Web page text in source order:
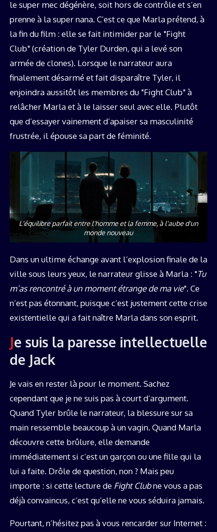
le super mec dégénère, soit hors de contrôle et s’en
prenne à la super nana. C’est ce que Marla prétend, à
la fin du film : elle se fait intimider par le "Fight
Club" (création de Tyler Durden, qui a levé son
armée de clones). Lorsque le narrateur aura
finalement désarmé et fait disparaître Tyler, il
enjoindra aussitôt les membres du "Fight Club" à
relâcher Marla et à le laisser seul avec elle. Plutôt
que d’essayer vainement d’apaiser sa masculinité
frustrée, il épouse sa part de féminité.
L'équilibre parfait entre l'homme et la femme, à l'aube d'un
monde nouveau
Dans un ultime échange avant l’explosion finale de la
ville sous leurs yeux, le narrateur glisse à Marla : "Tu
m’as rencontré à un moment étrange de ma vie". Ce
n’est pas étonnant, puisque c’est justement cette crise
existentielle qui a fait naître Marla dans son esprit.
Je suis la paresse intellectuelle
de Jack
Je vais en rester là pour le moment. Sachez
cependant que je ne suis pas à court d’argument.
Quand Tyler brûle le narrateur, la blessure sur sa
main ressemble beaucoup à un vagin. Quand Marla
découvre cette brûlure, elle demande
immédiatement si c’est un garçon ou une fille qui la
lui a faite. Drôle de question, non ? Mais peu
importe : si cette lecture de Fight Clubne vous a pas
déjà convaincus, c’est qu’elle ne vous séduira jamais.
Pourtant, n’hésitez pas à vous rencarder sur Internet :